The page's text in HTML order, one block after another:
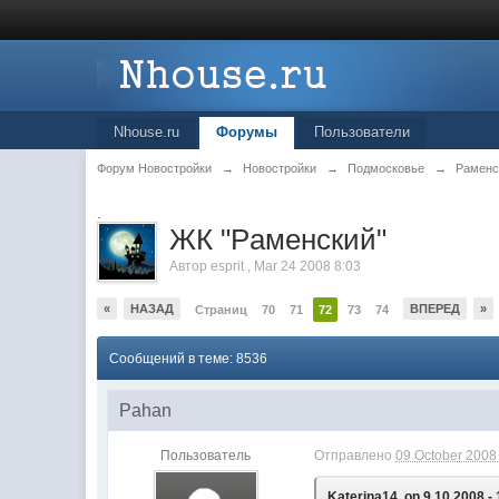
Nhouse.ru Форумы Пользователи
Форум Новостройки → Новостройки → Подмосковье →
.
ЖК "Рaменский"
Авторesprit , Mar 24 2008 8:03
« НАЗАД Страниц 70 71 72 73 74 ВПЕРЕД »
Сообщений в теме: 8536
Pahan
Пользователь Отправлено09 October 2008